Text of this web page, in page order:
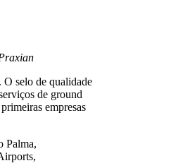
selo de qualidade
de ground
empresas
Palma,